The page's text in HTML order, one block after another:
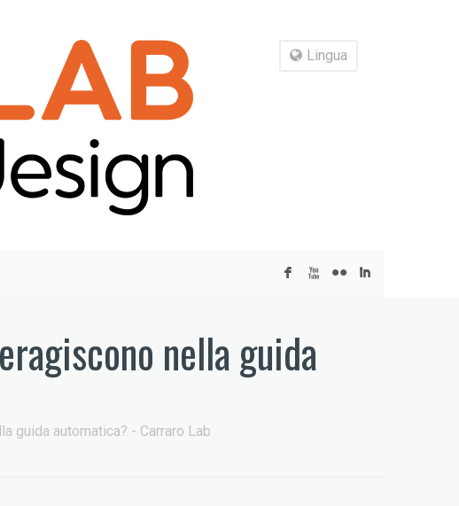
F X N I
Lingua
nella guida
guida automatica? - Carraro Lab